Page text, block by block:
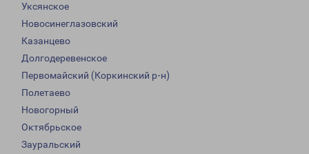
Уксянское
Новосинеглазовский
Казанцево
Долгодеревенское
Первомайский (Коркинский р-н)
Полетаево
Новогорный
Октябрьское
Зауральский